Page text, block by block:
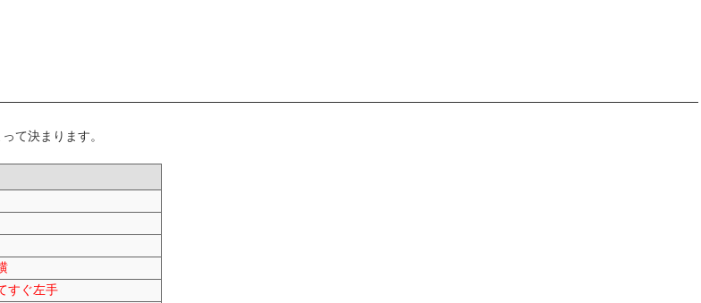
て決まります。
すぐ左手